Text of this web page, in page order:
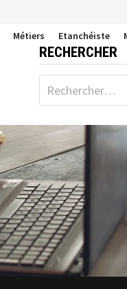
Métiers Etanchéiste
RECHERCHER
Rechercher :